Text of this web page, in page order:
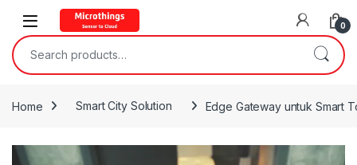
Open 0
Search for:
Home Smart City Solution Edge Gateway untuk Smart